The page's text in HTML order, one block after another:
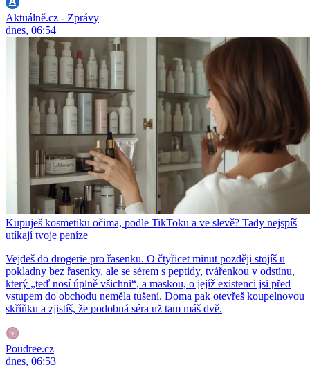
Aktuálně.cz - Zprávy
dnes, 06:54
Kupuješ kosmetiku očima, podle TikToku a ve slevě? Tady nejspíš
utíkají tvoje peníze
Vejdeš do drogerie pro řasenku. O čtyřicet minut později stojíš u
pokladny bez řasenky, ale se sérem s peptidy, tvářenkou v odstínu,
který „teď nosí úplně všichni“, a maskou, o jejíž existenci jsi před
vstupem do obchodu neměla tušení. Doma pak otevřeš koupelnovou
skříňku a zjistíš, že podobná séra už tam máš dvě.
Poudree.cz
dnes, 06:53